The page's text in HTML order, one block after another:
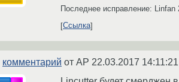
Последнее исправление: Linfan
Ссылка
комментарий от AP 22.03.2017